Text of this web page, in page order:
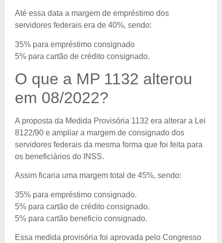
Até essa data a margem de empréstimo dos
servidores federais era de 40%, sendo:
35% para empréstimo consignado
5% para cartão de crédito consignado.
O que a MP 1132 alterou
em 08/2022?
A proposta da Medida Provisória 1132 era alterar a Lei
8122/90 e ampliar a margem de consignado dos
servidores federais da mesma forma que foi feita para
os beneficiários do INSS.
Assim ficaria uma margem total de 45%, sendo:
35% para empréstimo consignado.
5% para cartão de crédito consignado.
5% para cartão beneficio consignado.
Essa medida provisória foi aprovada pelo Congresso